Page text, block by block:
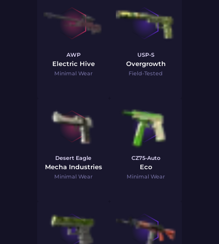
AWP
Electric Hive
Minimal Wear
USP-S
Overgrowth
Field-Tested
Desert Eagle
Mecha Industries
Minimal Wear
CZ75-Auto
Eco
Minimal Wear